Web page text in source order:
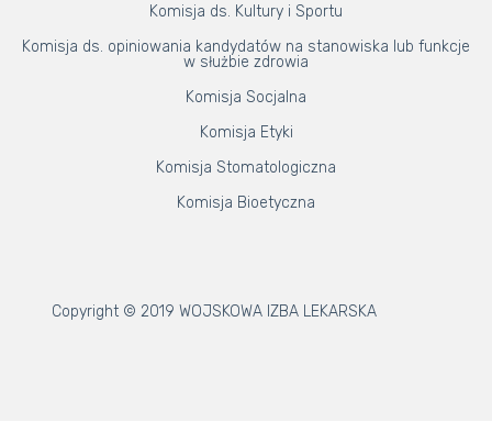
Komisja ds. Kultury i Sportu
Komisja ds. opiniowania kandydatów na stanowiska lub funkcje
w służbie zdrowia
Komisja Socjalna
Komisja Etyki
Komisja Stomatologiczna
Komisja Bioetyczna
Copyright © 2019 WOJSKOWA IZBA LEKARSKA